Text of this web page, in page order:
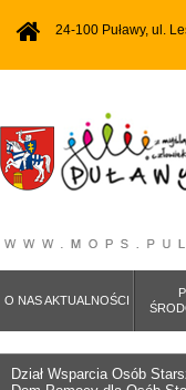
24-100 Puławy, ul.
O NAS AKTUALNOŚCI
Dział Wsparcia Osób